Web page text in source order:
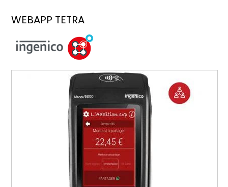
WEBAPP TETRA